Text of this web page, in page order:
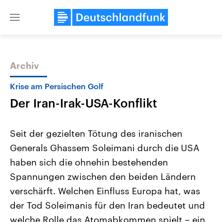
Close
Themen
Landtagswahl Sachsen-Anhalt
2026
Alle Informationen
Sachsen-Anhalt wählt am 6.
September 2026 einen neuen
Bundesland von einer Koalition aus
USA
Aktuelle Beiträge,
Hintergründe
Wirtschaftlich und
gehören die Vereinigten
mit großem Einfluss auf
Archiv
Krise am Persischen Golf
Der Iran-Irak-USA-Konflikt
Seit der gezielten Tötung des iranischen
Generals Ghassem Soleimani durch die USA
haben sich die ohnehin bestehenden
Spannungen zwischen den beiden Ländern
verschärft. Welchen Einfluss Europa hat, was
der Tod Soleimanis für den Iran bedeutet und
welche Rolle das Atomabkommen spielt – ein